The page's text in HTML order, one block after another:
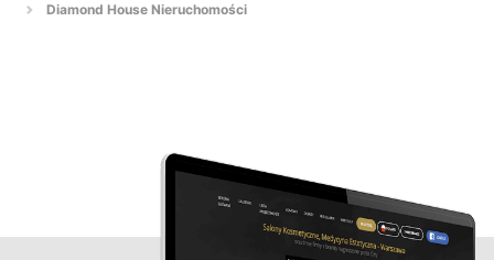
Diamond House Nieruchomości